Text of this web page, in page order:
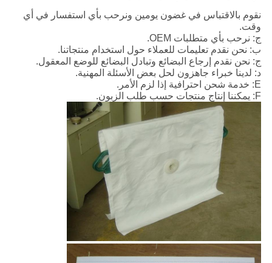
نقوم بالاقتباس في غضون يومين ونرحب بأي استفسار في أي
وقت.
ج: نرحب بأي متطلبات OEM.
ب: نحن نقدم تعليمات للعملاء حول استخدام منتجاتنا.
ج: نحن نقدم إرجاع البضائع وتبادل البضائع للوضع المعقول.
د: لدينا خبراء جاهزون لحل بعض الأسئلة المهنية.
E: خدمة شحن احترافية إذا لزم الأمر.
F: يمكننا إنتاج منتجات حسب طلب الزبون.